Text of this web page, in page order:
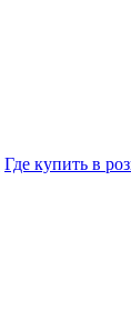
Где купить в